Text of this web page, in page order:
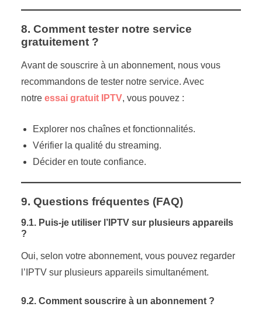
8. Comment tester notre service
gratuitement ?
Avant de souscrire à un abonnement, nous vous
recommandons de tester notre service. Avec
notre essai gratuit IPTV, vous pouvez :
Explorer nos chaînes et fonctionnalités.
Vérifier la qualité du streaming.
Décider en toute confiance.
9. Questions fréquentes (FAQ)
9.1. Puis-je utiliser l’IPTV sur plusieurs appareils
?
Oui, selon votre abonnement, vous pouvez regarder
l’IPTV sur plusieurs appareils simultanément.
9.2. Comment souscrire à un abonnement ?